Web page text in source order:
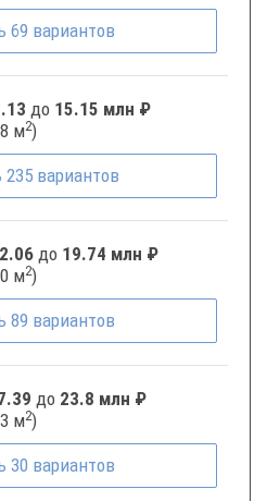
69 вариантов
до 15.15 млн ₽
м2)
235 вариантов
до 19.74 млн ₽
м2)
89 вариантов
до 23.8 млн ₽
м2)
30 вариантов